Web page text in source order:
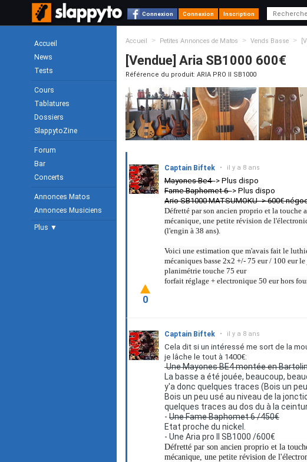
Connexion Connexion Inscription
Accueil
News
Tests
Cours
Tablatures
Dossiers
SlappytoZine
Forum
Bar
Concerts
Annonces Matos
Annonces Musiciens
Plus ▼
Accueil > Petites Annonces de Matos > Vends Basse >
[Vendue] Aria SB1000 600€
Référence du produit: ARIA PRO II SB1000
Captain Biftek • il y a 8 ans
Mayones Be4-> Plus dispo
Fame Baphomet 6-> Plus dispo
Ario SB1000 MATSUMOKU -> 600€
Défretté par son ancien proprio et la touche
mécanique, une petite révision de
(l'engin à 38 ans).
Voici une estimation que m'avais fait le
mécaniques basse 2x2 +/- 75 eur / 100 eur
planimétrie touche 75 eur
forfait réglage + electronique 50 eur hors
0
Captain Biftek • il y a 8 ans
Cela dit si un intéressé me sort de la
je lâche le tout à 1400€:
Une Mayones BE4 montée en
La basse a été jouée, beaucoup,
y'a donc quelques traces (Bois un
Bois un peu usé au niveau de la
quelques traces au dos du à la
- Une Fame Baphomet 6 /450€
Etat proche du nickel.
- Une Aria pro II SB1000 /600€
Défretté par son ancien proprio et la
mécanique, une petite révision de